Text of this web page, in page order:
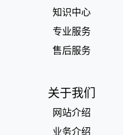
知识中心
专业服务
售后服务
关于我们
网站介绍
业务介绍